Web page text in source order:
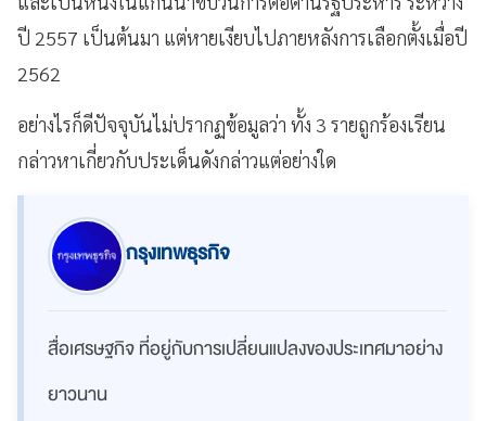
ปี 2557 เป็นต้นมา แต่หายเงียบไปภายหลังการเลือกตั้งเมื่อปี
2562
อย่างไรก็ดีปัจจุบันไม่ปรากฏข้อมูลว่า ทั้ง 3 รายถูกร้องเรียน
กล่าวหาเกี่ยวกับประเด็นดังกล่าวแต่อย่างใด
กรุงเทพธุรกิจ
สื่อเศรษฐกิจ ที่อยู่กับการเปลี่ยนแปลงของประเทศมาอย่าง
ยาวนาน